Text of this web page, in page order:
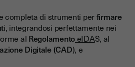
completa di strumenti perfirmare
i, integrandosi perfettamente nei
al RegolamentoeIDAS, al
Digitale (CAD), e